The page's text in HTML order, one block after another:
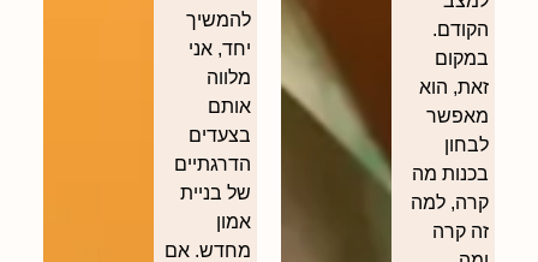
הקודם.
במקום
זאת, הוא
מאפשר
לבחון
בכנות מה
קרה, למה
זה קרה
להמשיך
יחד, אני
מלווה
אותם
בצעדים
הדרגתיים
של בניית
אמון
מחדש. אם